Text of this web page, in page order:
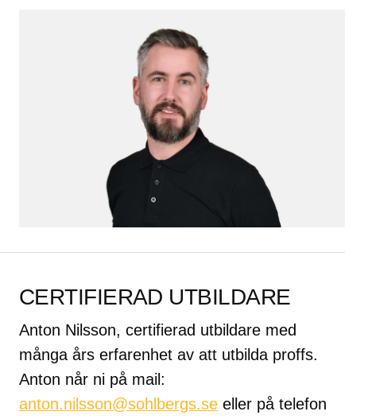
CERTIFIERAD UTBILDARE
Anton Nilsson, certifierad utbildare med
många års erfarenhet av att utbilda proffs.
Anton når ni på mail:
anton.nilsson@sohlbergs.se eller på telefon